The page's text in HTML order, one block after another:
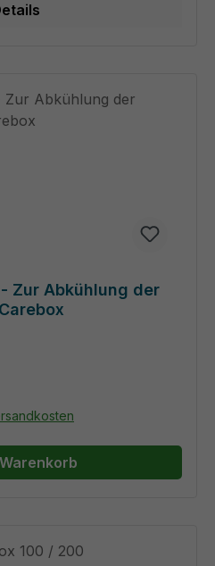
Zur Abkühlung der